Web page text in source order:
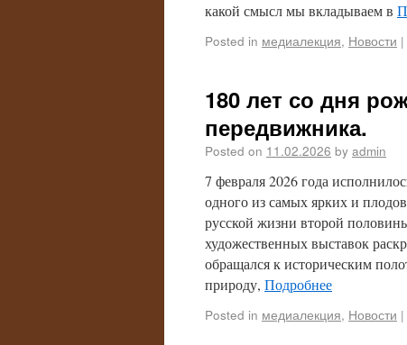
какой смысл мы вкладываем в
Posted in медиалекция, Новости |
180 лет со дня
передвижника.
Posted on 11.02.2026 by admin
7 февраля 2026 года
одного из самых ярких и
русской жизни второй
художественных выставок
обращался к историческим
природу, Подробнее
Posted in медиалекция, Новости |